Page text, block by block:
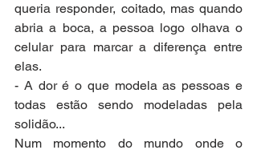
queria responder, coitado, mas quando
abria a boca, a pessoa logo olhava o
celular para marcar a diferença entre
elas.
- A dor é o que modela as pessoas e
todas estão sendo modeladas pela
solidão...
Num momento do mundo onde o